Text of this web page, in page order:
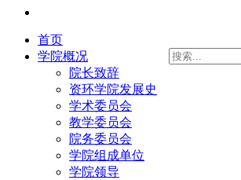
首页
学院概况
院长致辞
资环学院发展史
学术委员会
教学委员会
院务委员会
学院组成单位
学院领导